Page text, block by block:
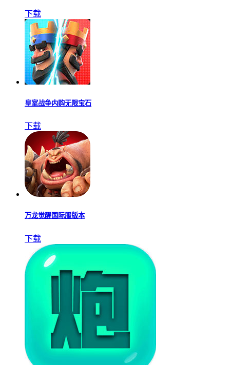
下载
皇室战争内购无限宝石
下载
万龙觉醒国际服版本
下载